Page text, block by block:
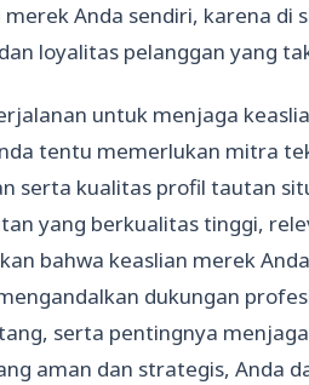
Anda sendiri, karena di
loyalitas pelanggan yang
untuk menjaga
tentu memerlukan mitra
serta kualitas profil tautan
yang berkualitas tinggi,
bahwa keaslian merek
dukungan
serta pentingnya
aman dan strategis, Anda